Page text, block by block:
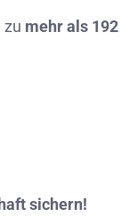
zu mehrals 192
sichern!